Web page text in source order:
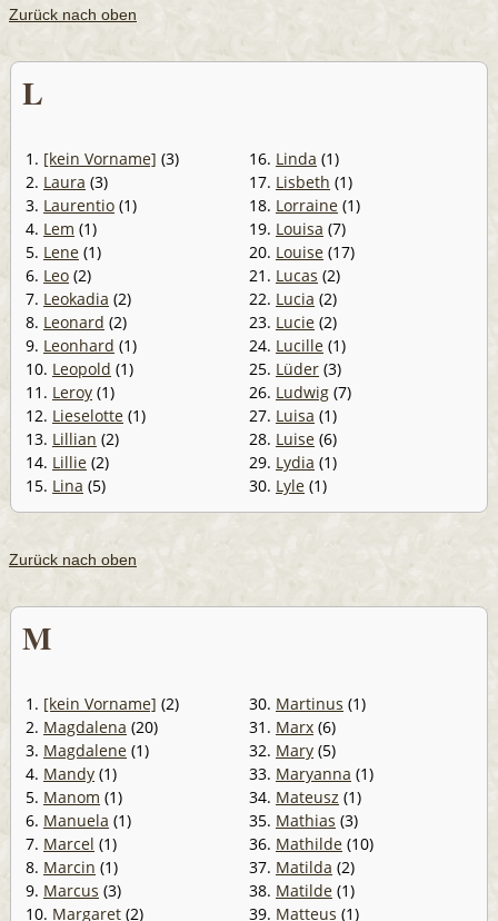
Zurück nach oben
L
1. [kein Vorname] (3)
2. Laura (3)
3. Laurentio (1)
4. Lem (1)
5. Lene (1)
6. Leo (2)
7. Leokadia (2)
8. Leonard (2)
9. Leonhard (1)
10. Leopold (1)
11. Leroy (1)
12. Lieselotte (1)
13. Lillian (2)
14. Lillie (2)
15. Lina (5)
16. Linda (1)
17. Lisbeth (1)
18. Lorraine (1)
19. Louisa (7)
20. Louise (17)
21. Lucas (2)
22. Lucia (2)
23. Lucie (2)
24. Lucille (1)
25. Lüder (3)
26. Ludwig (7)
27. Luisa (1)
28. Luise (6)
29. Lydia (1)
30. Lyle (1)
Zurück nach oben
M
1. [kein Vorname] (2)
2. Magdalena (20)
3. Magdalene (1)
4. Mandy (1)
5. Manom (1)
6. Manuela (1)
7. Marcel (1)
8. Marcin (1)
9. Marcus (3)
10. Margaret (2)
30. Martinus (1)
31. Marx (6)
32. Mary (5)
33. Maryanna (1)
34. Mateusz (1)
35. Mathias (3)
36. Mathilde (10)
37. Matilda (2)
38. Matilde (1)
39. Matteus (1)